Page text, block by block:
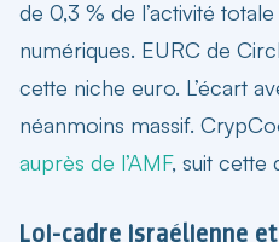
de 0,3 % de l’activité
numériques. EURC de
cette niche euro. L’écart
néanmoins massif.
auprès de l’AMF, suit cette
Loi-cadre israélienne